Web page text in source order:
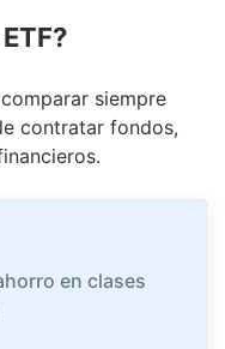
siempre
contratar fondos,
en clases